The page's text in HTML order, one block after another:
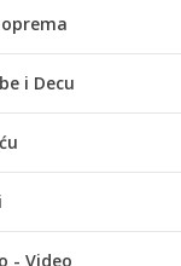
i Decu
- Video